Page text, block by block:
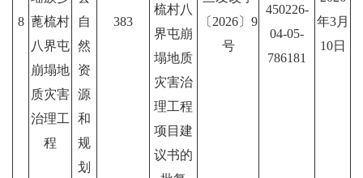
8 蓖梳村
八界屯
崩塌地
质灾害
治理工
程
自
然
资
源
和
规
划
383
梳村八
界屯崩
塌地质
灾害治
理工程
项目建
议书的
〔2026〕9
号
450226-
04-05-
786181
年3月
10日